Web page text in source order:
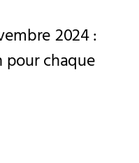
2024 :
chaque